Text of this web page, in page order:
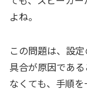
よね。
この問題は、設
具合が原因であ
なくても、手順